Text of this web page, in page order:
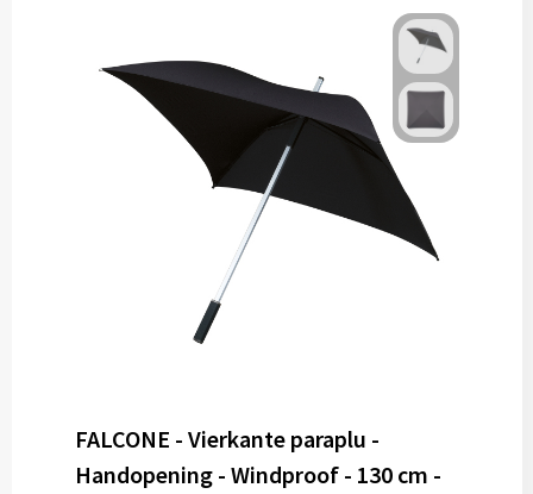
FALCONE - Vierkante paraplu -
Handopening - Windproof - 130 cm -